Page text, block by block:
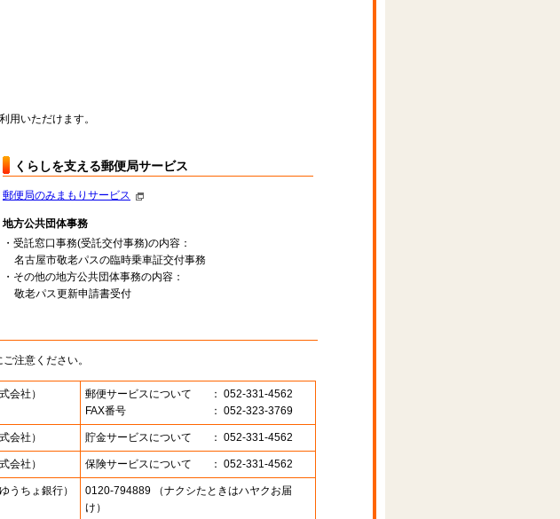
用いただけます。
くらしを支える郵便局サービス
郵便局のみまもりサービス
地方公共団体事務
・受託窓口事務(受託交付事務)の内容：
名古屋市敬老パスの臨時乗車証交付事務
・その他の地方公共団体事務の内容：
敬老パス更新申請書受付
注意ください。
会社） 郵便サービスについて
： 052-331-4562
FAX番号
： 052-323-3769
会社） 貯金サービスについて ： 052-331-4562
会社） 保険サービスについて ： 052-331-4562
うちょ銀行）
0120-794889 （ナクシたときはハヤクお届
け）